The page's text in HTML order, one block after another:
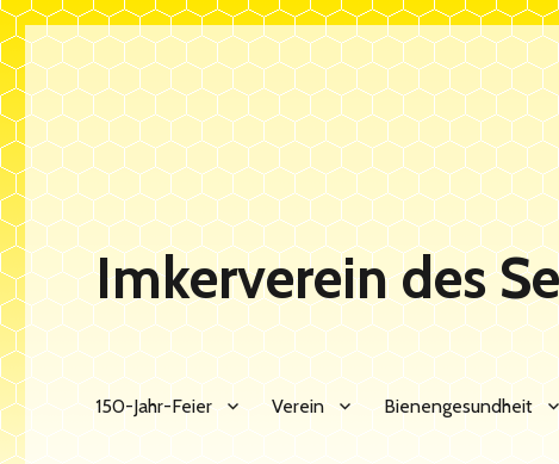
Imkerverein des
150-Jahr-Feier Verein Bienengesundheit